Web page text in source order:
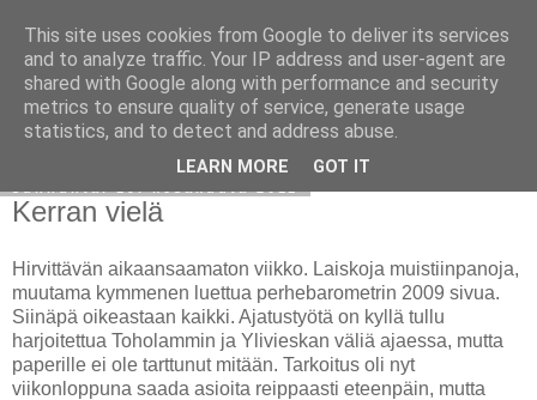
Avoin blogiskelija
Kerran vielä
Hirvittävän aikaansaamaton viikko. Laiskoja muistiinpanoja,
muutama kymmenen luettua perhebarometrin 2009 sivua.
Siinäpä oikeastaan kaikki. Ajatustyötä on kyllä tullu
harjoitettua Toholammin ja Ylivieskan väliä ajaessa, mutta
paperille ei ole tarttunut mitään. Tarkoitus oli nyt
viikonloppuna saada asioita reippaasti eteenpäin, mutta
This site uses cookies from Google to deliver its services
and to analyze traffic. Your IP address and user-agent are
shared with Google along with performance and security
metrics to ensure quality of service, generate usage
statistics, and to detect and address abuse.
LEARN MORE GOT IT